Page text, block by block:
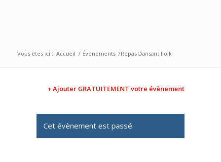
Vous êtes ici : Accueil / Évènements /Repas Dansant Folk
+ Ajouter GRATUITEMENT votre évènement
Cet évènement est passé.